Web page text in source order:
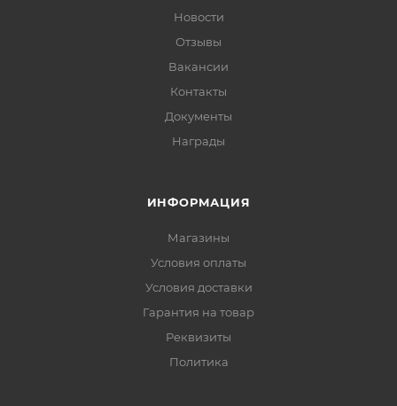
Новости
Отзывы
Вакансии
Контакты
Документы
Награды
ИНФОРМАЦИЯ
Магазины
Условия оплаты
Условия доставки
Гарантия на товар
Реквизиты
Политика